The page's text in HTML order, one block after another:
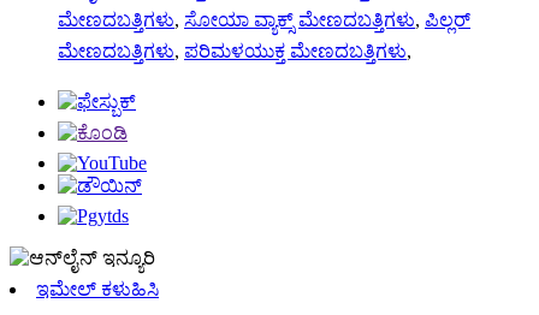
ಮೇಣದಬತ್ತಿಗಳು, ಸೋಯಾ ವ್ಯಾಕ್ಸ್ ಮೇಣದಬತ್ತಿಗಳು, ಪಿಲ್ಲರ್
ಮೇಣದಬತ್ತಿಗಳು, ಪರಿಮಳಯುಕ್ತ ಮೇಣದಬತ್ತಿಗಳು,
ಇಮೇಲ್ ಕಳುಹಿಸಿ